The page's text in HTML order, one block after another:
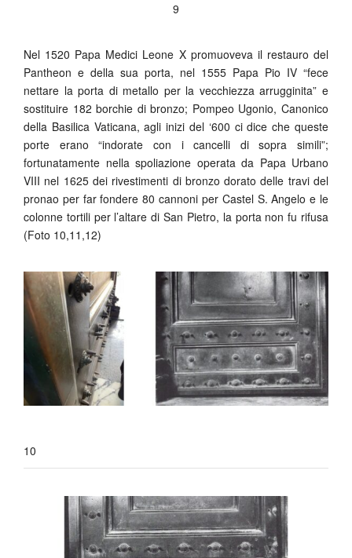
9
Nel 1520 Papa Medici Leone X promuoveva il restauro del
Pantheon e della sua porta, nel 1555 Papa Pio IV “fece
nettare la porta di metallo per la vecchiezza arrugginita” e
sostituire 182 borchie di bronzo; Pompeo Ugonio, Canonico
della Basilica Vaticana, agli inizi del ‘600 ci dice che queste
porte erano “indorate con i cancelli di sopra simili”;
fortunatamente nella spoliazione operata da Papa Urbano
VIII nel 1625 dei rivestimenti di bronzo dorato delle travi del
pronao per far fondere 80 cannoni per Castel S. Angelo e le
colonne tortili per l’altare di San Pietro, la porta non fu rifusa
(Foto 10,11,12)
10